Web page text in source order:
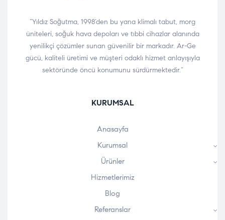
“Yıldız Soğutma, 1998’den bu yana klimalı tabut, morg
üniteleri, soğuk hava depoları ve tıbbi cihazlar alanında
yenilikçi çözümler sunan güvenilir bir markadır. Ar-Ge
gücü, kaliteli üretimi ve müşteri odaklı hizmet anlayışıyla
sektöründe öncü konumunu sürdürmektedir.”
KURUMSAL
Anasayfa
Kurumsal
Ürünler
Hizmetlerimiz
Blog
Referanslar